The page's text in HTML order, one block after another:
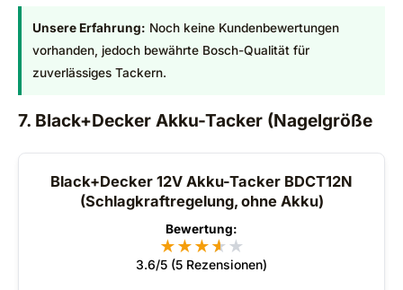
Unsere Erfahrung: Noch keine Kundenbewertungen
vorhanden, jedoch bewährte Bosch-Qualität für
zuverlässiges Tackern.
7. Black+Decker Akku-Tacker (Nagelgröße
Black+Decker 12V Akku-Tacker BDCT12N
(Schlagkraftregelung, ohne Akku)
Bewertung:
★★★★
★ ★
3.6/5 (5 Rezensionen)